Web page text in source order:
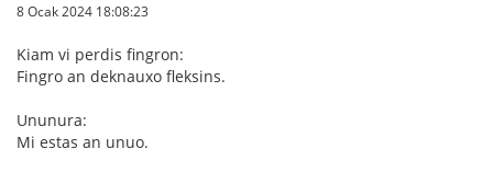
8 Ocak 2024 18:08:23
Kiam vi perdis fingron:
Fingro an deknauxo fleksins.
Ununura:
Mi estas an unuo.